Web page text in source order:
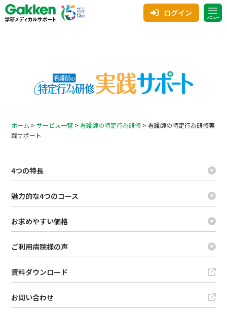
ログイン
ホーム >サービス一覧 >看護師の特定行為研修 > 看護師の特定行為研修実
践サポート
4つの特長
魅力的な4つのコース
お求めやすい価格
ご利用病院様の声
資料ダウンロード
お問い合わせ